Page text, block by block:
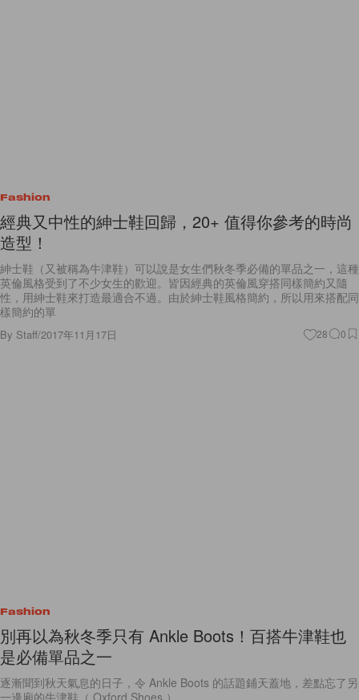
Fashion
經典又中性的紳士鞋回歸，20+ 值得你參考的時尚
造型！
紳士鞋（又被稱為牛津鞋）可以說是女生們秋冬季必備的單品之一，這種
英倫風格受到了不少女生的歡迎。皆因經典的英倫風穿搭同樣簡約又隨
性，用紳士鞋來打造最適合不過。由於紳士鞋風格簡約，所以用來搭配同
樣簡約的單
By Staff/2017年11月17日 28 0
Fashion
別再以為秋冬季只有 Ankle Boots！百搭牛津鞋也
是必備單品之一
逐漸聞到秋天氣息的日子，令 Ankle Boots 的話題鋪天蓋地，差點忘了另